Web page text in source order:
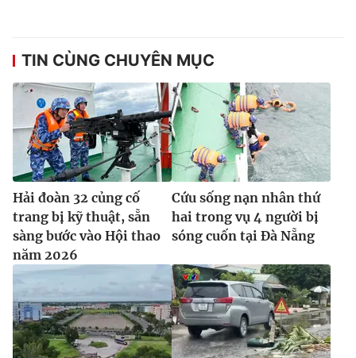
TIN CÙNG CHUYÊN MỤC
Hải đoàn 32 củng cố
trang bị kỹ thuật, sẵn
sàng bước vào Hội thao
năm 2026
Cứu sống nạn nhân thứ
hai trong vụ 4 người bị
sóng cuốn tại Đà Nẵng